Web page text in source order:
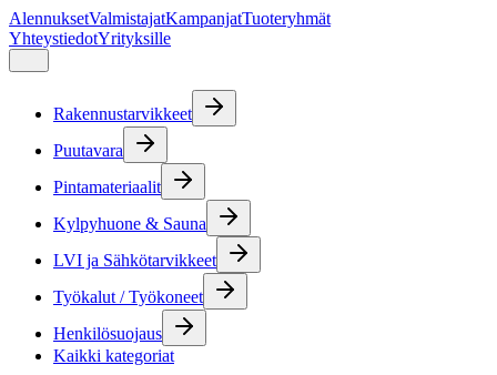
AlennuksetValmistajatKampanjatTuoteryhmät
YhteystiedotYrityksille
Rakennustarvikkeet
Puutavara
Pintamateriaalit
Kylpyhuone & Sauna
LVI ja Sähkötarvikkeet
Työkalut / Työkoneet
Henkilösuojaus
Kaikki kategoriat